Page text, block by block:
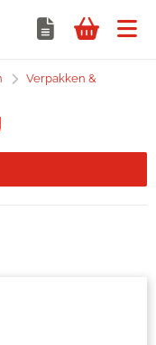
Verpakken &